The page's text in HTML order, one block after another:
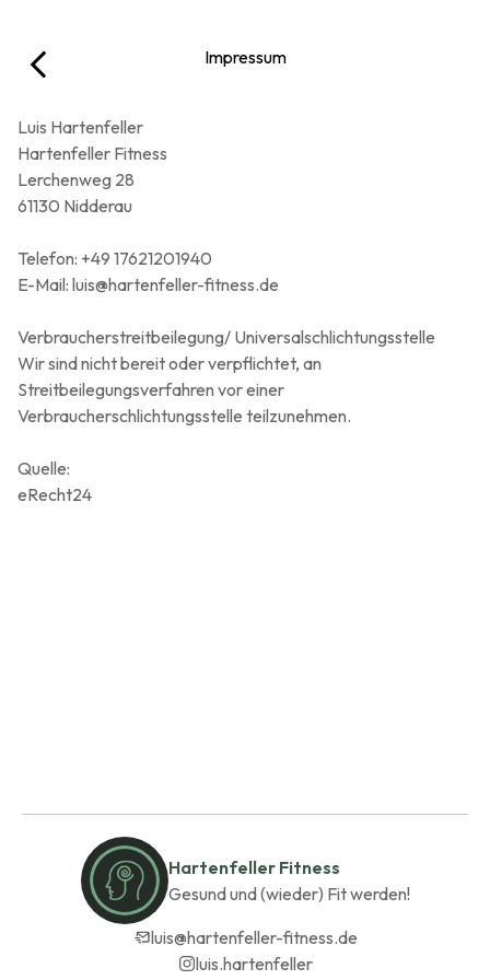
Impressum
Luis Hartenfeller
Hartenfeller Fitness
Lerchenweg 28
61130 Nidderau
Telefon: +49 17621201940
E-Mail: luis@hartenfeller-fitness.de
Verbraucherstreitbeilegung/ Universalschlichtungsstelle
Wir sind nicht bereit oder verpflichtet, an
Streitbeilegungsverfahren vor einer
Verbraucherschlichtungsstelle teilzunehmen.
Quelle:
eRecht24
Hartenfeller Fitness
Gesund und (wieder) Fit werden!
luis@hartenfeller-fitness.de
luis.hartenfeller